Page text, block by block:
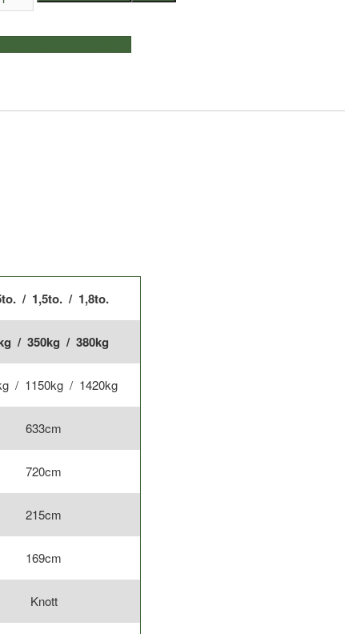
/ 1,5to. / 1,8to.
/ 350kg / 380kg
/ 1150kg / 1420kg
633cm
720cm
215cm
169cm
Knott